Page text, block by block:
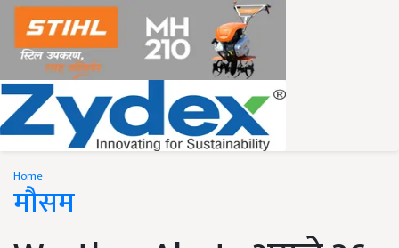
Home
मौसम